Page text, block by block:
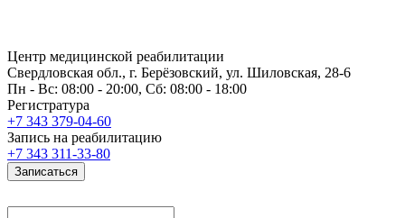
Центр медицинской реабилитации
Свердловская обл., г. Берёзовский, ул. Шиловская, 28-6
Пн - Вс: 08:00 - 20:00, Сб: 08:00 - 18:00
Регистратура
+7 343 379-04-60
Запись на реабилитацию
+7 343 311-33-80
Записаться